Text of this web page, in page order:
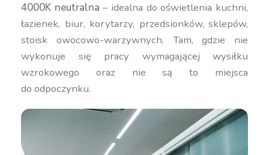
4000K neutralna – idealna do oświetlenia kuchni,
łazienek, biur, korytarzy, przedsionków, sklepów,
stoisk owocowo-warzywnych. Tam, gdzie nie
wykonuje się pracy wymagającej wysiłku
wzrokowego oraz nie są to miejsca
do odpoczynku.